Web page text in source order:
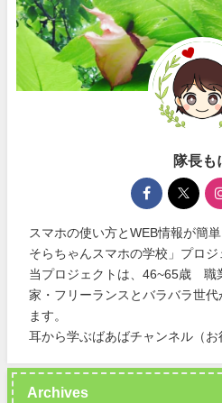
隊長も
スマホの使い方とWEB情報が簡
そらちゃんスマホの学校」プロジ
当プロジェクトは、46~65歳 職
家・フリーランスとバラバラ世
ます。
耳から学ぶばあばチャンネル（お
Archives